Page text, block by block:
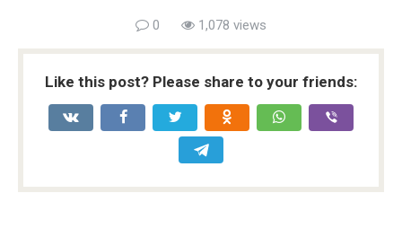
0 1,078 views
Like this post? Please share to your friends: